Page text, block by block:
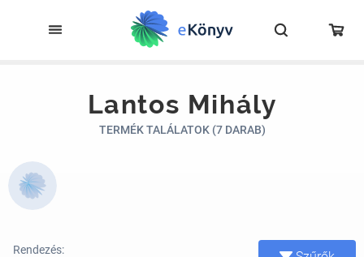
Lantos Mihály
TERMÉK TALÁLATOK (7 DARAB)
Rendezés: